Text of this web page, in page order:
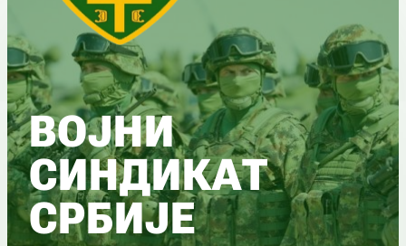
ВОЈНИ
СИНДИКАТ
СРБИЈЕ